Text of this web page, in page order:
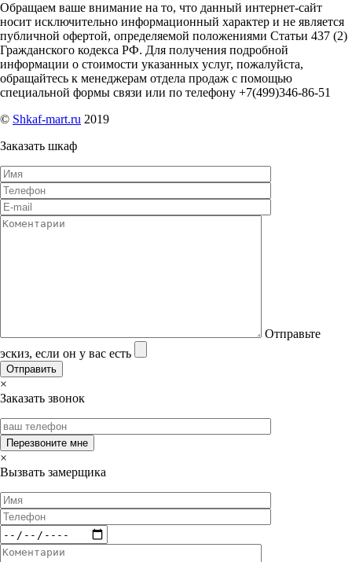
Обращаем ваше внимание на то, что данный интернет-сайт
носит исключительно информационный характер и не является
публичной офертой, определяемой положениями Статьи 437 (2)
Гражданского кодекса РФ. Для получения подробной
информации о стоимости указанных услуг, пожалуйста,
обращайтесь к менеджерам отдела продаж с помощью
специальной формы связи или по телефону +7(499)346-86-51
© Shkaf-mart.ru 2019
Заказать шкаф
Отправьте
эскиз, если он у вас есть
×
Заказать звонок
×
Вызвать замерщика